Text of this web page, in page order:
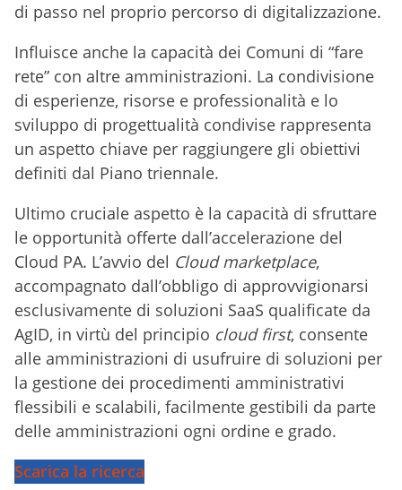
di passo nel proprio percorso di digitalizzazione.
Influisce anche la capacità dei Comuni di “fare
rete” con altre amministrazioni. La condivisione
di esperienze, risorse e professionalità e lo
sviluppo di progettualità condivise rappresenta
un aspetto chiave per raggiungere gli obiettivi
definiti dal Piano triennale.
Ultimo cruciale aspetto è la capacità di sfruttare
le opportunità offerte dall’accelerazione del
Cloud PA. L’avvio del Cloud marketplace,
accompagnato dall’obbligo di approvvigionarsi
esclusivamente di soluzioni SaaS qualificate da
AgID, in virtù del principio cloud first, consente
alle amministrazioni di usufruire di soluzioni per
la gestione dei procedimenti amministrativi
flessibili e scalabili, facilmente gestibili da parte
delle amministrazioni ogni ordine e grado.
Scarica la ricerca